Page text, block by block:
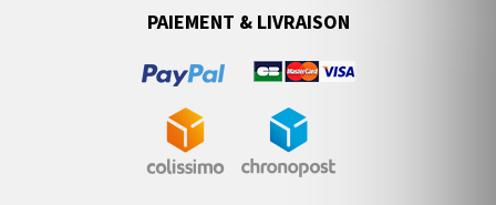
PAIEMENT & LIVRAISON